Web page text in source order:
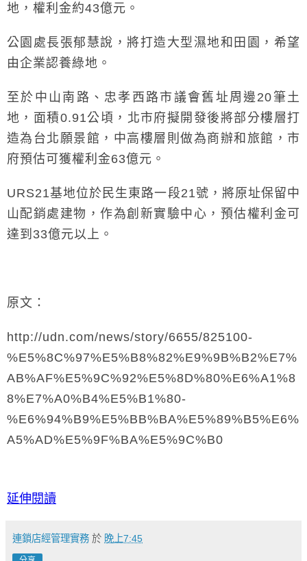
地，權利金約43億元。
公園處長張郁慧說，將打造大型濕地和田園，希望
由企業認養綠地。
至於中山南路、忠孝西路市議會舊址周邊20筆土
地，面積0.91公頃，北市府擬開發後將部分樓層打
造為台北願景館，中高樓層則做為商辦和旅館，市
府預估可獲權利金63億元。
URS21基地位於民生東路一段21號，將原址保留中
山配銷處建物，作為創新實驗中心，預估權利金可
達到33億元以上。
原文：
http://udn.com/news/story/6655/825100-
%E5%8C%97%E5%B8%82%E9%9B%B2%E7%
AB%AF%E5%9C%92%E5%8D%80%E6%A1%8
8%E7%A0%B4%E5%B1%80-
%E6%94%B9%E5%BB%BA%E5%89%B5%E6%
A5%AD%E5%9F%BA%E5%9C%B0
延伸閱讀
連鎖店經管理實務 於 晚上7:45